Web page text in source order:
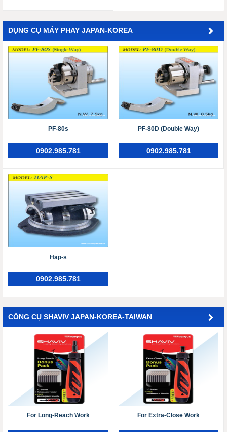
DỤNG CỤ MÁY PHAY JAPAN-KOREA
PF-80s
0902.985.781
PF-80D (Double Way)
0902.985.781
Hap-s
0902.985.781
CÔNG CỤ SHAVIV JAPAN-KOREA-TAIWAN
For Long-Reach Work For Extra-Close Work